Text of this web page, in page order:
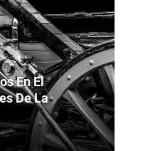
En El
De La